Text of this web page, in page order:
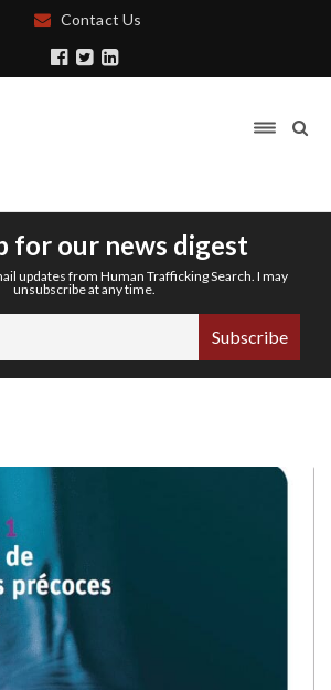
Contact Us
for our news digest
updates from Human Trafficking Search. I may
unsubscribe at any time.